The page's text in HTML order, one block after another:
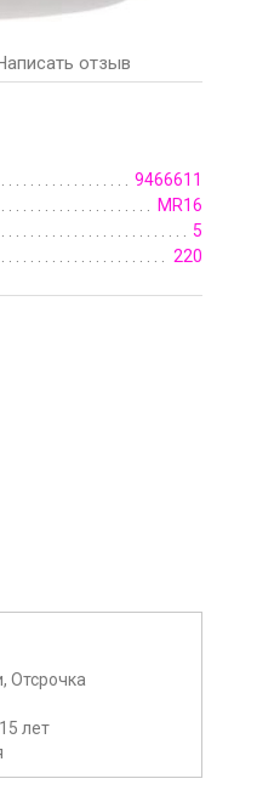
отзыв
9466611
MR16
5
220
Отсрочка
лет